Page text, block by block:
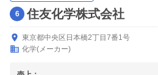
6 住友化学株式会社
東京都中央区日本橋2丁目7番1号
化学(メーカー)